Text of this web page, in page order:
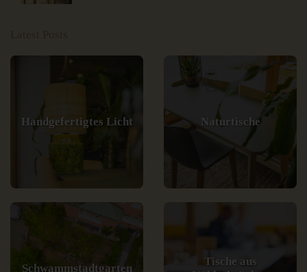
Handgefertigtes Licht Naturtische
Schwammstadtgarten
Tische aus